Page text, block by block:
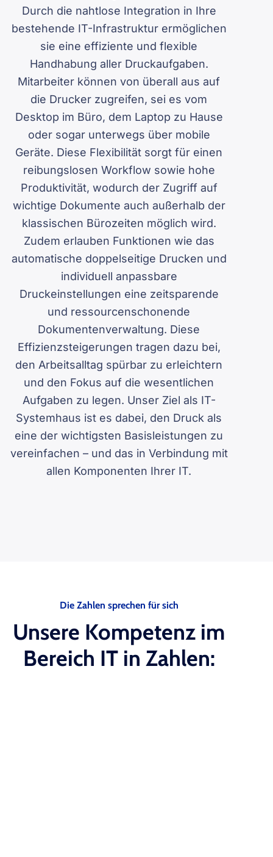
Durch die nahtlose Integration in Ihre
bestehende IT-Infrastruktur ermöglichen
sie eine effiziente und flexible
Handhabung aller Druckaufgaben.
Mitarbeiter können von überall aus auf
die Drucker zugreifen, sei es vom
Desktop im Büro, dem Laptop zu Hause
oder sogar unterwegs über mobile
Geräte. Diese Flexibilität sorgt für einen
reibungslosen Workflow sowie hohe
Produktivität, wodurch der Zugriff auf
wichtige Dokumente auch außerhalb der
klassischen Bürozeiten möglich wird.
Zudem erlauben Funktionen wie das
automatische doppelseitige Drucken und
individuell anpassbare
Druckeinstellungen eine zeitsparende
und ressourcenschonende
Dokumentenverwaltung. Diese
Effizienzsteigerungen tragen dazu bei,
den Arbeitsalltag spürbar zu erleichtern
und den Fokus auf die wesentlichen
Aufgaben zu legen. Unser Ziel als IT-
Systemhaus ist es dabei, den Druck als
eine der wichtigsten Basisleistungen zu
vereinfachen – und das in Verbindung mit
allen Komponenten Ihrer IT.
Die Zahlen sprechen für sich
Unsere Kompetenz im
Bereich IT in Zahlen: